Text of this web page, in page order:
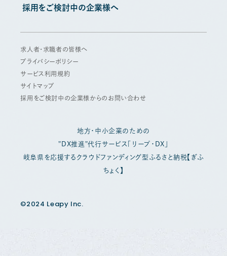
採用をご検討中の企業様へ
求人者・求職者の皆様へ
プライバシーポリシー
サービス利用規約
サイトマップ
採用をご検討中の企業様からのお問い合わせ
地方・中小企業のための
"DX推進"代行サービス「リープ・DX」
岐阜県を応援するクラウドファンディング型ふるさと納税【ぎふ
ちょく】
©2024 Leapy Inc.